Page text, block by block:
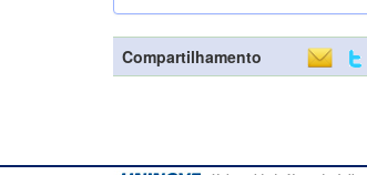
Compartilhamento